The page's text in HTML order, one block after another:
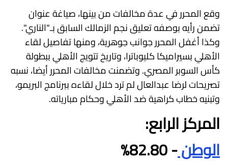
وقع المحرر في عدة مخالفات من بينها، صياغة عنوان
تضمن رأيه بوصفه تعليق نجم الزمالك السابق بـ"الناري".
وكذا أغفل المحرر جوانب جوهرية، ومنها تفاصيل لقاء
الأهلي بسيراميكا كليوباترا، وتاريخ تتويج الأهلي ببطولة
كأس السوبر المصري. وتضمنت مخالفات المحرر أيضا، نسبه
تصريحات لرضا عبدالعال لم ترد خلال لقاءه ببرنامج البريمو،
وتبنيه خطاب كراهية ضد الأهلي وحكام مبارياته.
المركز الرابع:
الوطن- 82.80%